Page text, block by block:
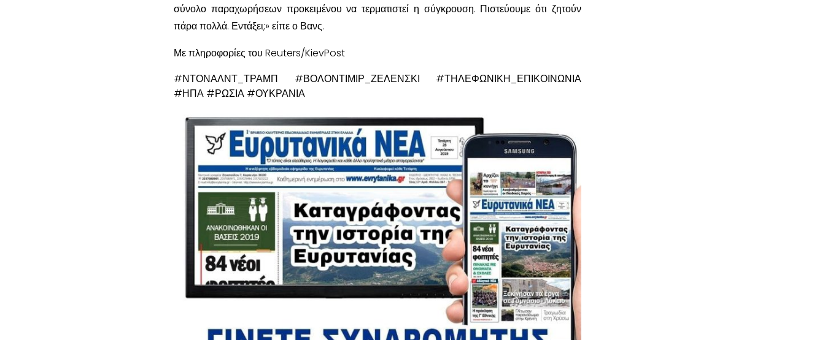
σύνολο παραχωρήσεων προκειμένου να τερματιστεί η σύγκρουση. Πιστεύουμε ότι ζητούν
πάρα πολλά. Εντάξει;» είπε ο Βανς.
Με πληροφορίες του Reuters/KievPost
#ΝΤΟΝΑΛΝΤ_ΤΡΑΜΠ #ΒΟΛΟΝΤΙΜΙΡ_ΖΕΛΕΝΣΚΙ #ΤΗΛΕΦΩΝΙΚΗ_ΕΠΙΚΟΙΝΩΝΙΑ
#ΗΠΑ #ΡΩΣΙΑ #ΟΥΚΡΑΝΙΑ